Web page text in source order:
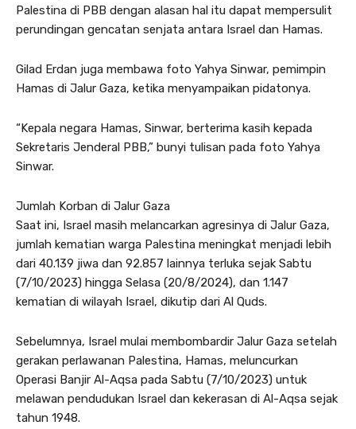
Palestina di PBB dengan alasan hal itu dapat mempersulit
perundingan gencatan senjata antara Israel dan Hamas.
Gilad Erdan juga membawa foto Yahya Sinwar, pemimpin
Hamas di Jalur Gaza, ketika menyampaikan pidatonya.
“Kepala negara Hamas, Sinwar, berterima kasih kepada
Sekretaris Jenderal PBB,” bunyi tulisan pada foto Yahya
Sinwar.
Jumlah Korban di Jalur Gaza
Saat ini, Israel masih melancarkan agresinya di Jalur Gaza,
jumlah kematian warga Palestina meningkat menjadi lebih
dari 40.139 jiwa dan 92.857 lainnya terluka sejak Sabtu
(7/10/2023) hingga Selasa (20/8/2024), dan 1.147
kematian di wilayah Israel, dikutip dari Al Quds.
Sebelumnya, Israel mulai membombardir Jalur Gaza setelah
gerakan perlawanan Palestina, Hamas, meluncurkan
Operasi Banjir Al-Aqsa pada Sabtu (7/10/2023) untuk
melawan pendudukan Israel dan kekerasan di Al-Aqsa sejak
tahun 1948.